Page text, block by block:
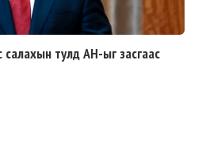
тулд АН-ыг засгаас